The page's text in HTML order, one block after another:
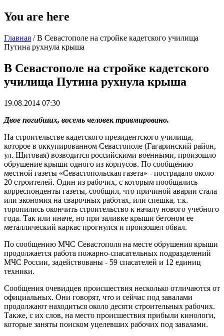
You are here
Главная / В Севастополе на стройке кадетского училища
Путина рухнула крыша
В Севастополе на стройке кадетского
училища Путина рухнула крыша
19.08.2014 07:30
Двое погибших, восемь человек травмировано.
На строительстве кадетского президентского училища,
которое в оккупированном Севастополе (Гагаринский район,
ул. Щитовая) возводится российскими военными, произошло
обрушение крыши одного из корпусов. По сообщению
местной газеты «Севастопольская газета» - пострадало около
20 строителей. Один из рабочих, с которым пообщались
корреспонденты газеты, сообщил, что причиной аварии стала
или экономия на сварочных работах, или спешка, т.к.
торопились окончить строительство к началу нового учебного
года. Так или иначе, но при заливке крыши бетоном ее
металлический каркас прогнулся и произошел обвал.
По сообщению МЧС Севастополя на месте обрушения крыши
продолжается работа пожарно-спасательных подразделений
МЧС России, задействованы - 59 спасателей и 12 единиц
техники.
Сообщения очевидцев происшествия несколько отличаются от
официальных. Они говорят, что и сейчас под завалами
продолжают находиться около десяти строительных рабочих.
Также, с их слов, на место происшествия прибыли кинологи,
которые заняты поиском уцелевших рабочих под завалами.